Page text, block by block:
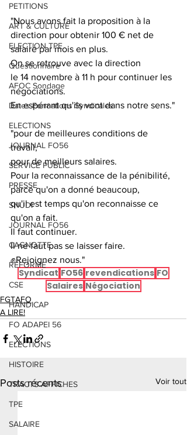
PETITIONS
ART & CULTURE
ELECTION TPE
Questionnaire
AFOC Sondage
Dates Formations Syndicales
ELECTIONS
JOURNAL FO56
SERVICE PUBLIC
PRESSE
SNUDI
JOURNAL FO56
CAGNOTTE
REFORME
CSE
HANDICAP
FO ADAPEI 56
ELECTIONS
HISTOIRE
TRACTS AFFICHES
TPE
SALAIRE
"Nous avons fait la proposition à la
direction pour obtenir 100 € net de
salaire par mois en plus.
On se retrouve avec la direction
le 14 novembre à 11 h pour continuer les
négociations.
En espérant qu'ils vont dans notre sens."
"pour de meilleures conditions de
travail,
pour de meilleurs salaires.
Pour la reconnaissance de la pénibilité,
parce qu'on a donné beaucoup,
qu'il est temps qu'on reconnaisse ce
qu'on a fait.
Il faut continuer.
Il ne faut pas se laisser faire.
✊Rejoignez nous."
Syndicat FO56 revendications FO
Salaires Négociation
FGTAFO
A LIRE!
Posts récents Voir tout